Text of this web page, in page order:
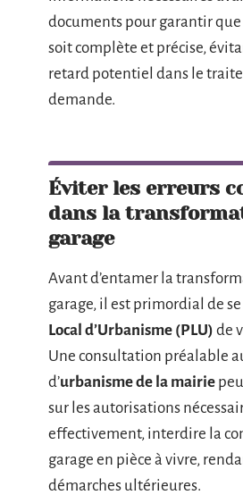
documents pour garantir
soit complète et précise,
retard potentiel dans le
demande.
Éviter les erreurs
dans la
garage
Avant d’entamer la
garage, il est primordial de
Local d’Urbanisme (PLU) de
Une consultation préalable
d’urbanisme de la mairie
sur les autorisations
effectivement, interdire la
garage en pièce à vivre,
démarches ultérieures.